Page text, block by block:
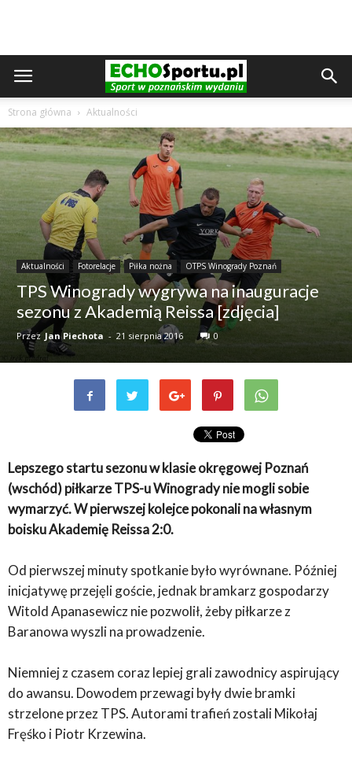
Strona główna Aktualności
Aktualności Fotorelacje Piłka nożna OTPS Winogrady Poznań
TPS Winogrady wygrywa na inauguracje
sezonu z Akademią Reissa [zdjęcia]
Przez Jan Piechota - 21 sierpnia 2016 0
Lepszego startu sezonu w klasie okręgowej Poznań
(wschód) piłkarze TPS-u Winogrady nie mogli sobie
wymarzyć. W pierwszej kolejce pokonali na własnym
boisku Akademię Reissa 2:0.
Od pierwszej minuty spotkanie było wyrównane. Później
inicjatywę przejęli goście, jednak bramkarz gospodarzy
Witold Apanasewicz nie pozwolił, żeby piłkarze z
Baranowa wyszli na prowadzenie.
Niemniej z czasem coraz lepiej grali zawodnicy aspirujący
do awansu. Dowodem przewagi były dwie bramki
strzelone przez TPS. Autorami trafień zostali Mikołaj
Fręśko i Piotr Krzewina.